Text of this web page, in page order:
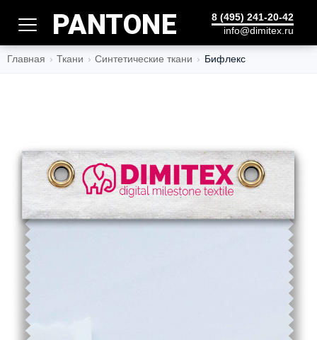
PANTONE
8 (495) 241-20-42
info@dimitex.ru
Главная Ткани Синтетические ткани Бифлекс